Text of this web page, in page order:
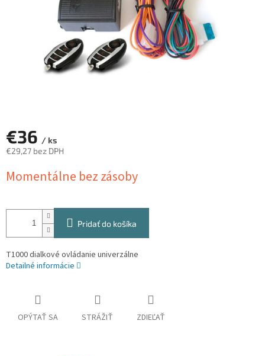
€36 / ks
€29,27 bez DPH
cena:
Momentálne bez zásoby
Pridať do košíka
T1000 dialkové ovládanie univerzálne
Detailné informácie
OPÝTAŤ SA STRÁŽIŤ ZDIEĽAŤ